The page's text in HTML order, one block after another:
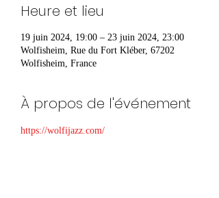
Heure et lieu
19 juin 2024, 19:00 – 23 juin 2024, 23:00
Wolfisheim, Rue du Fort Kléber, 67202
Wolfisheim, France
À propos de l'événement
https://wolfijazz.com/